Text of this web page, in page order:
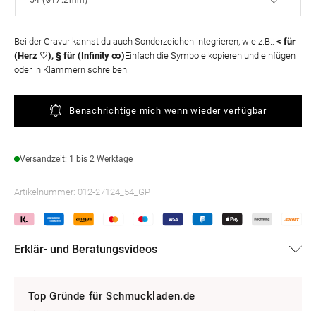
Bei der Gravur kannst du auch Sonderzeichen integrieren, wie z.B.: < für
(Herz ♡), § für (Infinity ∞)Einfach die Symbole kopieren und einfügen
oder in Klammern schreiben.
Benachrichtige mich wenn wieder verfügbar
Versandzeit: 1 bis 2 Werktage
Artikelnummer: 012-27124_54_GP
Erklär- und Beratungsvideos
Top Gründe für Schmuckladen.de